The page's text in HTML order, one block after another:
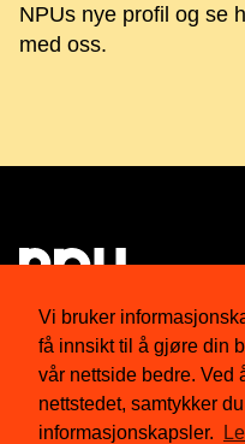
Vi bruker
få innsikt til å gjøre din
vår nettside bedre. Ved
nettstedet, samtykker
informasjonskapsler.
NPUs nye profil og se
med oss.
Om oss
Medlemskap